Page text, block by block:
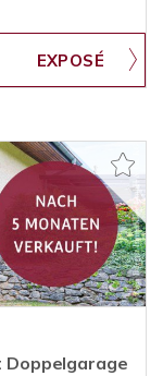
Doppelgarage